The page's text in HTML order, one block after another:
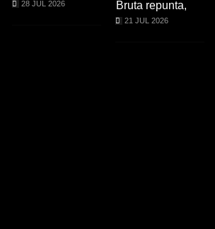
28 JUL 2026
Bruta repunta,
21 JUL 2026